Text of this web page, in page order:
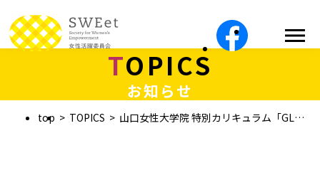
TOPICS
お知らせ
top TOPICS 山口女性大学院 特別カリキュラム「GLOW UP ! 」第3回を開催しました！